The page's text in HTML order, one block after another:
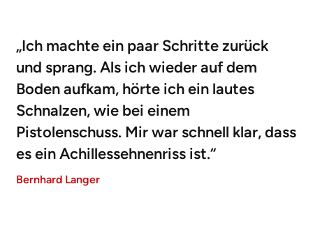
„Ich machte ein paar Schritte zurück
und sprang. Als ich wieder auf dem
Boden aufkam, hörte ich ein lautes
Schnalzen, wie bei einem
Pistolenschuss. Mir war schnell klar, dass
es ein Achillessehnenriss ist.“
Bernhard Langer